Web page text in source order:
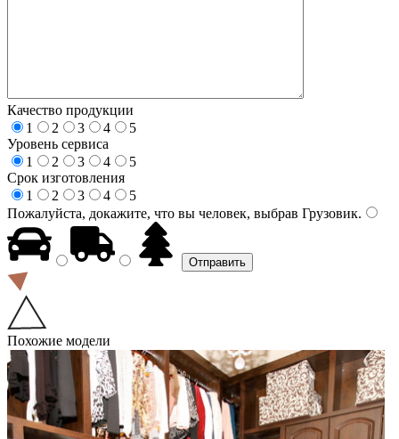
Качество продукции
1
2 3 4
5
Уровень сервиса
1
2 3 4
5
Срок изготовления
1
2 3 4
5
Пожалуйста, докажите, что вы человек, выбрав Грузовик.
Похожие модели